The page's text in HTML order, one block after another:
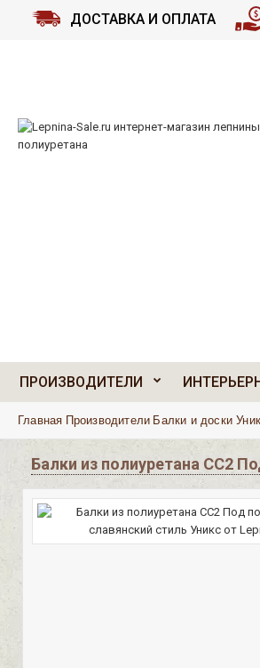
ДОСТАВКА И ОПЛАТА
ПРОИЗВОДИТЕЛИ
Главная Производители Балки и доски
Балки из полиуретана СС2